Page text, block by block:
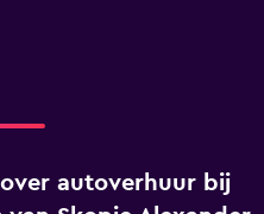
autoverhuur bij